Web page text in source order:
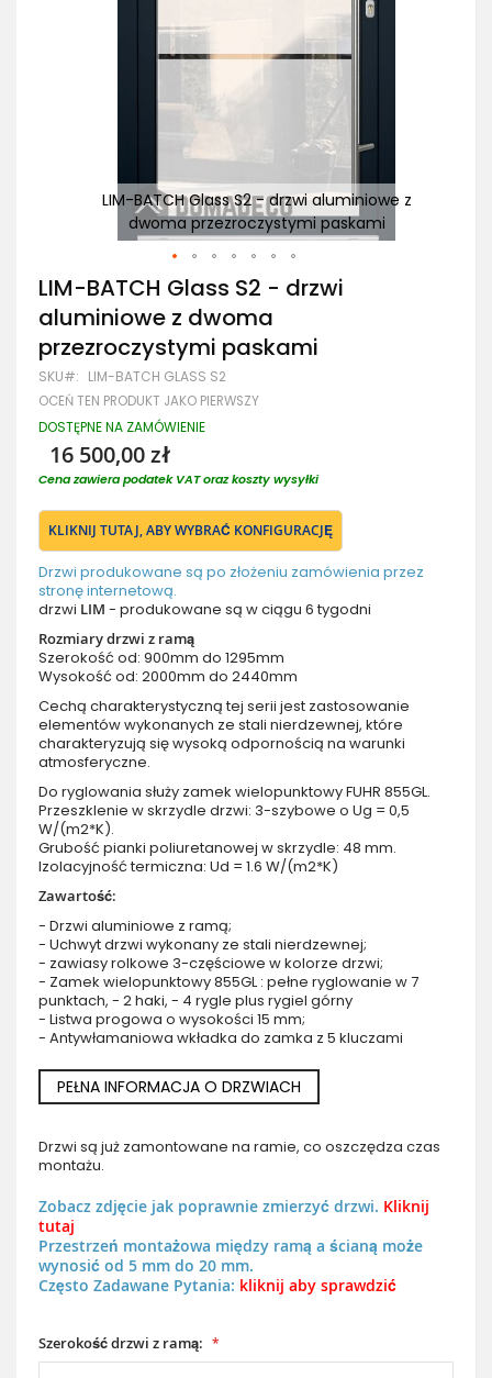
LIM-BATCH Glass S2 - drzwi aluminiowe z
dwoma przezroczystymi paskami
Przejdź
na
początek
galerii
LIM-BATCH Glass S2 - drzwi
aluminiowe z dwoma
przezroczystymi paskami
SKU LIM-BATCH GLASS S2
OCEŃ TEN PRODUKT JAKO PIERWSZY
DOSTĘPNE NA ZAMÓWIENIE
16 500,00 zł
Cena zawiera podatek VAT oraz koszty wysyłki
KLIKNIJ TUTAJ, ABY WYBRAĆ KONFIGURACJĘ
Drzwi produkowane są po złożeniu zamówienia przez
stronę internetową.
drzwi LIM - produkowane są w ciągu 6 tygodni
Rozmiary drzwi z ramą
Szerokość od: 900mm do 1295mm
Wysokość od: 2000mm do 2440mm
Cechą charakterystyczną tej serii jest zastosowanie
elementów wykonanych ze stali nierdzewnej, które
charakteryzują się wysoką odpornością na warunki
atmosferyczne.
Do ryglowania służy zamek wielopunktowy FUHR 855GL.
Przeszklenie w skrzydle drzwi: 3-szybowe o Ug = 0,5
W/(m2*K).
Grubość pianki poliuretanowej w skrzydle: 48 mm.
Izolacyjność termiczna: Ud = 1.6 W/(m2*K)
Zawartość:
- Drzwi aluminiowe z ramą;
- Uchwyt drzwi wykonany ze stali nierdzewnej;
- zawiasy rolkowe 3-częściowe w kolorze drzwi;
- Zamek wielopunktowy 855GL : pełne ryglowanie w 7
punktach, - 2 haki, - 4 rygle plus rygiel górny
- Listwa progowa o wysokości 15 mm;
- Antywłamaniowa wkładka do zamka z 5 kluczami
PEŁNA INFORMACJA O DRZWIACH
Drzwi są już zamontowane na ramie, co oszczędza czas
montażu.
Zobacz zdjęcie jak poprawnie zmierzyć drzwi. Kliknij
tutaj
Przestrzeń montażowa między ramą a ścianą może
wynosić od 5 mm do 20 mm.
Często Zadawane Pytania: kliknij aby sprawdzić
Szerokość drzwi z ramą: